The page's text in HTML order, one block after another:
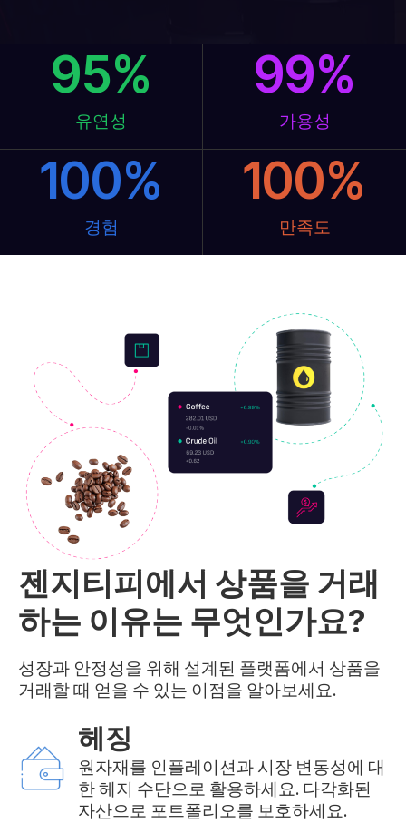
유연성
95%
가용성
99%
경험
100%
만족도
100%
젠지티피에서 상품을 거래
하는 이유는 무엇인가요?
성장과 안정성을 위해 설계된 플랫폼에서 상품을
거래할 때 얻을 수 있는 이점을 알아보세요.
헤징
원자재를 인플레이션과 시장 변동성에 대
한 헤지 수단으로 활용하세요. 다각화된
자산으로 포트폴리오를 보호하세요.